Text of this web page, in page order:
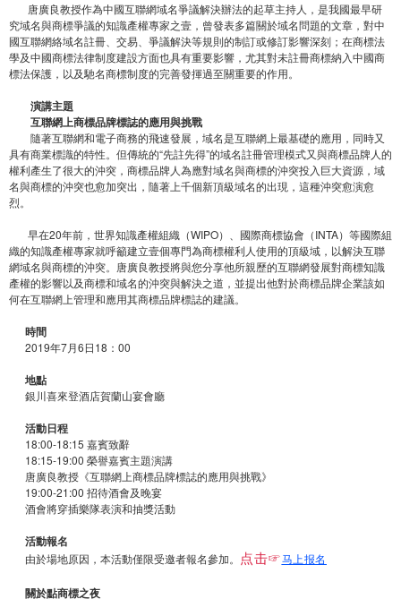
唐廣良教授作為中國互聯網域名爭議解決辦法的起草主持人，是我國最早研
究域名與商標爭議的知識產權專家之壹，曾發表多篇關於域名問題的文章，對中
國互聯網絡域名註冊、交易、爭議解決等規則的制訂或修訂影響深刻；在商標法
學及中國商標法律制度建設方面也具有重要影響，尤其對未註冊商標納入中國商
標法保護，以及馳名商標制度的完善發揮過至關重要的作用。
演講主題
互聯網上商標品牌標誌的應用與挑戰
隨著互聯網和電子商務的飛速發展，域名是互聯網上最基礎的應用，同時又
具有商業標識的特性。但傳統的“先註先得”的域名註冊管理模式又與商標品牌人的
權利產生了很大的沖突，商標品牌人為應對域名與商標的沖突投入巨大資源，域
名與商標的沖突也愈加突出，隨著上千個新頂級域名的出現，這種沖突愈演愈
烈。
早在20年前，世界知識產權組織（WIPO）、國際商標協會（INTA）等國際組
織的知識產權專家就呼籲建立壹個專門為商標權利人使用的頂級域，以解決互聯
網域名與商標的沖突。唐廣良教授將與您分享他所親歷的互聯網發展對商標知識
產權的影響以及商標和域名的沖突與解決之道，並提出他對於商標品牌企業該如
何在互聯網上管理和應用其商標品牌標誌的建議。
時間
2019年7月6日18：00
地點
銀川喜來登酒店賀蘭山宴會廳
活動日程
18:00-18:15 嘉賓致辭
18:15-19:00 榮譽嘉賓主題演講
唐廣良教授《互聯網上商標品牌標誌的應用與挑戰》
19:00-21:00 招待酒會及晚宴
酒會將穿插樂隊表演和抽獎活動
活動報名
由於場地原因，本活動僅限受邀者報名參加。 点击☞马上报名
關於點商標之夜